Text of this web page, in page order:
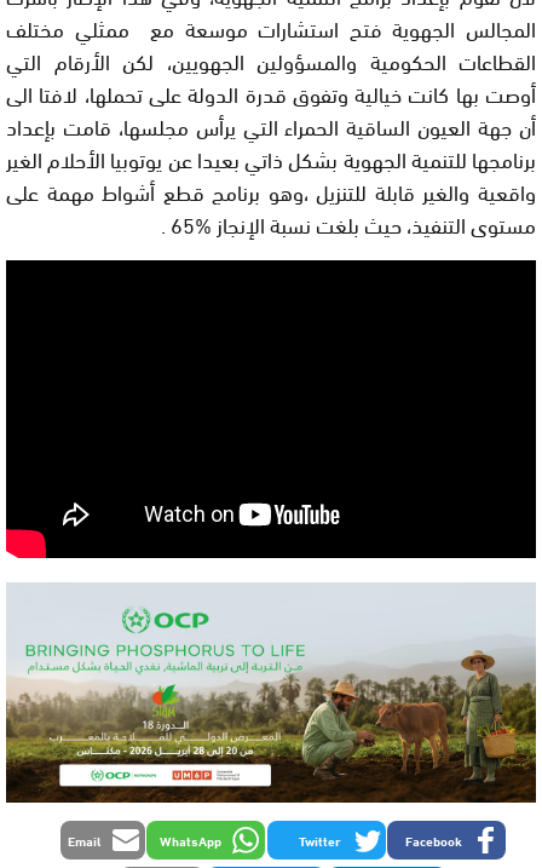
المجالس الجهوية فتح استشارات موسعة مع ممثلي مختلف
القطاعات الحكومية والمسؤولين الجهويين، لكن الأرقام التي
أوصت بها كانت خيالية وتفوق قدرة الدولة على تحملها، لافتا الى
أن جهة العيون الساقية الحمراء التي يرأس مجلسها، قامت بإعداد
برنامجها للتنمية الجهوية بشكل ذاتي بعيدا عن يوتوبيا الأحلام الغير
واقعية والغير قابلة للتنزيل ،وهو برنامج قطع أشواط مهمة على
مستوى التنفيذ، حيث بلغت نسبة الإنجاز %65 .
Facebook
Twitter
WhatsApp
Email